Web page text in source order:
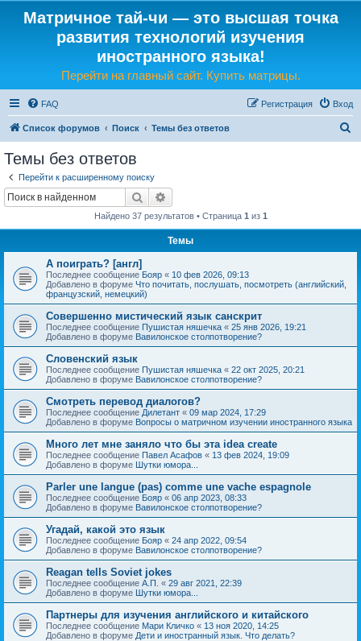
Матричное тай-чи — это высшая точка
развития технологий изучения
иностранного языка!
Перейти на главный сайт. Купить матрицы.
FAQ Вход
Регистрация
Список форумов Поиск Темы без ответов
Темы без ответов
Перейти к расширенному поиску
Поиск
Найдено 37 результатов • Страница 1 из 1
Темы
А поиграть? [англ]
Последнее сообщение Бояр « 10 фев 2026, 09:13
Добавлено в форуме Что почитать, послушать, посмотреть (английский,
французский, немецкий)
Совершенно мистический язык санскрит
Последнее сообщение Пушистая няшечка « 25 янв 2026, 19:21
Добавлено в форуме Вавилонское столпотворение?
Словенский язык
Последнее сообщение Пушистая няшечка « 22 окт 2025, 20:21
Добавлено в форуме Вавилонское столпотворение?
Смотреть перевод диалогов?
Последнее сообщение Дилетант « 09 мар 2024, 17:29
Добавлено в форуме Вопросы о матричном изучении иностранного языка
Много лет мне заняло что бы эта idea create
Последнее сообщение Павел Асафов « 13 фев 2024, 19:09
Добавлено в форуме Шутки юмора...
Parler une langue (pas) comme une vache espagnole
Последнее сообщение Бояр « 06 апр 2023, 08:33
Добавлено в форуме Вавилонское столпотворение?
Угадай, какой это язык
Последнее сообщение Бояр « 24 апр 2022, 09:54
Добавлено в форуме Вавилонское столпотворение?
Reagan tells Soviet jokes
Последнее сообщение А.П. « 29 авг 2021, 22:39
Добавлено в форуме Шутки юмора...
Партнеры для изучения английского и китайского
Последнее сообщение Мари Кличко « 13 ноя 2020, 14:25
Добавлено в форуме Дети и иностранный язык. Что делать?